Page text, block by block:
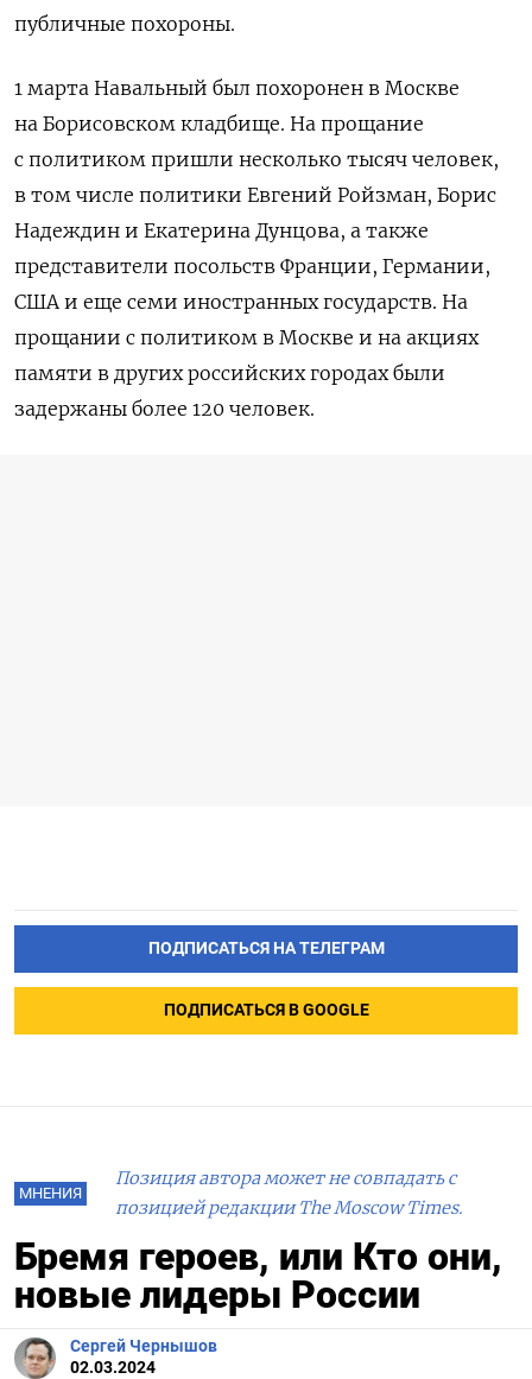
публичные похороны.
1 марта Навальный был похоронен в Москве
на Борисовском кладбище. На прощание
с политиком пришли несколько тысяч человек,
в том числе политики Евгений Ройзман, Борис
Надеждин и Екатерина Дунцова, а также
представители посольств Франции, Германии,
США и еще семи иностранных государств. На
прощании с политиком в Москве и на акциях
памяти в других российских городах были
задержаны более 120 человек.
ПОДПИСАТЬСЯ НА ТЕЛЕГРАМ
ПОДПИСАТЬСЯ В GOOGLE
МНЕНИЯ
Позиция автора может не совпадать с
позицией редакции The Moscow Times.
Бремя героев, или Кто они,
новые лидеры России
Сергей Чернышов
02.03.2024